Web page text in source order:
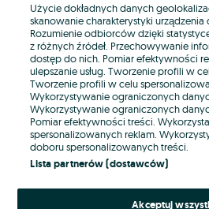
E-mail
Hasło
Nie pamiętasz hasła?
Użycie dokładnych danych
skanowanie charakterystyki
Rozumienie odbiorców dzięki
z różnych źródeł. Przechowywanie
dostęp do nich. Pomiar efektywności
ulepszanie usług. Tworzenie profili w
Tworzenie profili w celu
Wykorzystywanie ograniczonych
Wykorzystywanie ograniczonych
Pomiar efektywności treści.
spersonalizowanych reklam.
doboru spersonalizowanych treści.
Lista partnerów (dostawców)
Akceptuj